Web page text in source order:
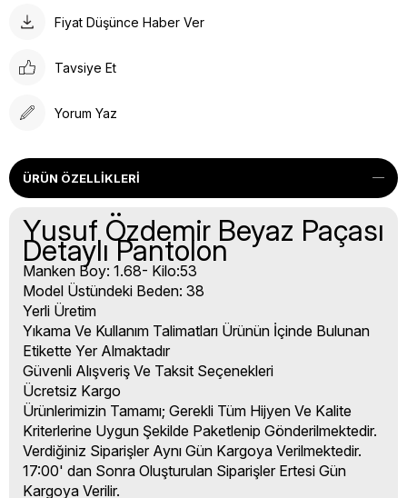
Fiyat Düşünce Haber Ver
Tavsiye Et
Yorum Yaz
ÜRÜN ÖZELLIKLERI
Yusuf Özdemir Beyaz Paçası
Detaylı Pantolon
Manken Boy: 1.68- Kilo:53
Model Üstündeki Beden: 38
Yerli Üretim
Yıkama Ve Kullanım Talimatları Ürünün İçinde Bulunan
Etikette Yer Almaktadır
Güvenli Alışveriş Ve Taksit Seçenekleri
Ücretsiz Kargo
Ürünlerimizin Tamamı; Gerekli Tüm Hijyen Ve Kalite
Kriterlerine Uygun Şekilde Paketlenip Gönderilmektedir.
Verdiğiniz Siparişler Aynı Gün Kargoya Verilmektedir.
17:00' dan Sonra Oluşturulan Siparişler Ertesi Gün
Kargoya Verilir.